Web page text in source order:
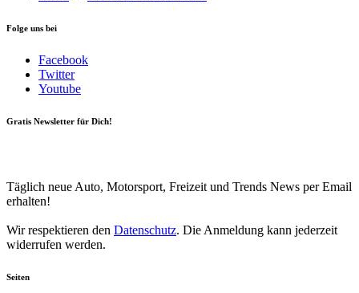
Folge uns bei
Facebook
Twitter
Youtube
Gratis Newsletter für Dich!
Täglich neue Auto, Motorsport, Freizeit und Trends News per Email
erhalten!
Wir respektieren den Datenschutz. Die Anmeldung kann jederzeit
widerrufen werden.
Seiten